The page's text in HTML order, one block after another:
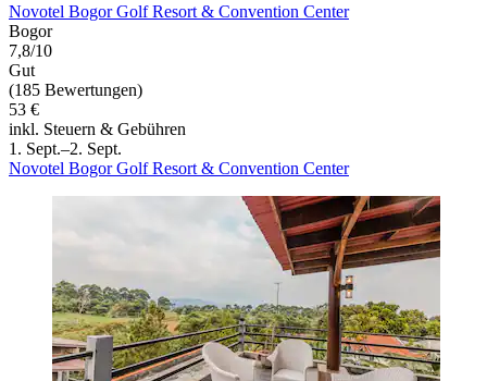
Novotel Bogor Golf Resort & Convention Center
Bogor
7,8/10
Gut
(185 Bewertungen)
53 €
inkl. Steuern & Gebühren
1. Sept.–2. Sept.
Novotel Bogor Golf Resort & Convention Center